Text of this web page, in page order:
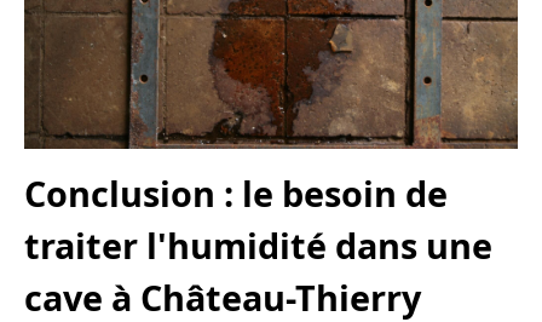
Conclusion : le besoin de
traiter l'humidité dans une
cave à Château-Thierry